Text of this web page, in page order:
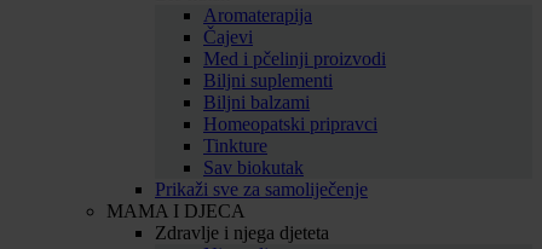
Aromaterapija
Čajevi
Med i pčelinji proizvodi
Biljni suplementi
Biljni balzami
Homeopatski pripravci
Tinkture
Sav biokutak
Prikaži sve za samoliječenje
MAMA I DJECA
Zdravlje i njega djeteta